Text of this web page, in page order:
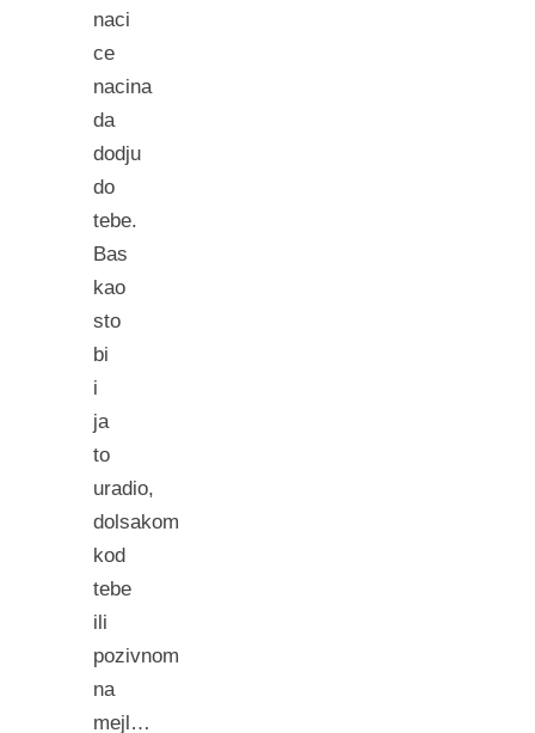
naci
ce
nacina
da
dodju
do
tebe.
Bas
kao
sto
bi
i
ja
to
uradio,
dolsakom
kod
tebe
ili
pozivnom
na
mejl…